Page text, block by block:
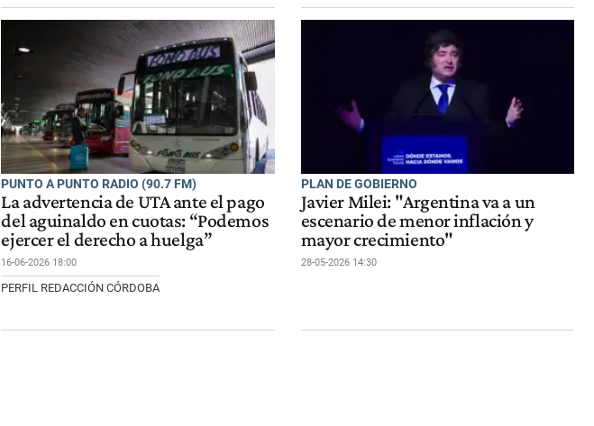
PUNTO A PUNTO RADIO (90.7 FM)
La advertencia de UTA ante el pago
del aguinaldo en cuotas: “Podemos
ejercer el derecho a huelga”
16-06-2026 18:00
PERFIL REDACCIÓN CÓRDOBA
PLAN DE GOBIERNO
Javier Milei: "Argentina va a un
escenario de menor inflación y
mayor crecimiento"
28-05-2026 14:30